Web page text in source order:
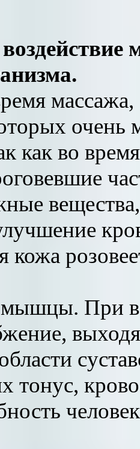
массажа,
как во
кожа
При
тонус,